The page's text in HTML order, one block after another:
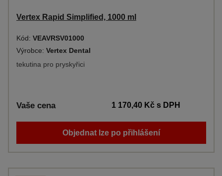
Vertex Rapid Simplified, 1000 ml
Kód: VEAVRSV01000
Výrobce: Vertex Dental
tekutina pro pryskyřici
Vaše cena 1 170,40 Kčs DPH
Objednat lze po přihlášení